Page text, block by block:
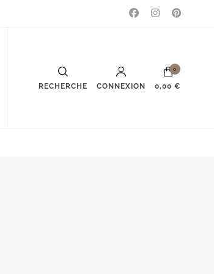
RECHERCHE CONNEXION
0
0,00 €